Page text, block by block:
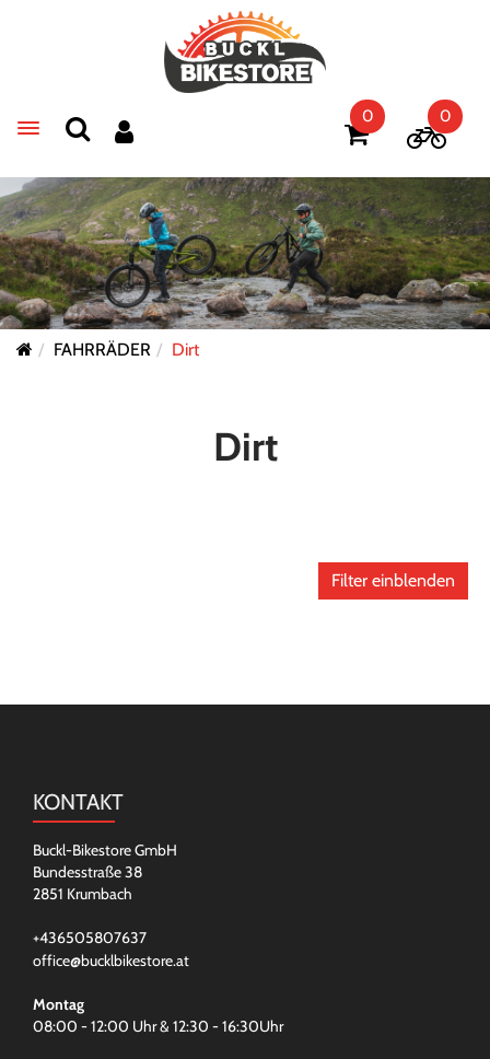
Toggle navigation
0 0
FAHRRÄDER Dirt
Dirt
Filter einblenden
KONTAKT
Buckl-Bikestore GmbH
Bundesstraße 38
2851 Krumbach
+436505807637
office@bucklbikestore.at
Montag
08:00 - 12:00 Uhr & 12:30 - 16:30Uhr